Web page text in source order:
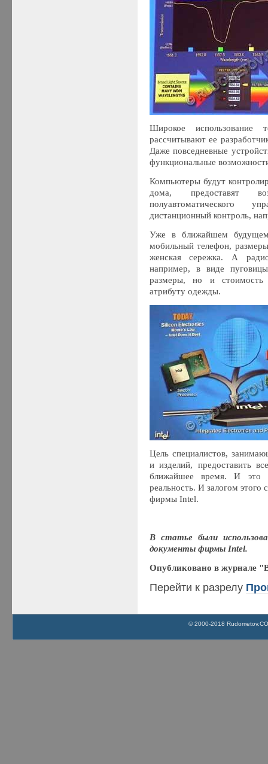
Широкое
рассчитывают ее
Даже повседневные
функциональные
Компьютеры будут
дома, предоставят
полуавтоматического
дистанционный контроль,
Уже в ближайшем будущем
мобильный телефон,
женская сережка. А
например, в виде
размеры, но и стоимость
атрибуту одежды.
Цель специалистов,
и изделий, предоставить
ближайшее время. И
реальность. И залогом этого
фирмы Intel.
В статье были
документы фирмы Intel.
Опубликовано в журнале
Перейти к разрелу
© 2000-2018